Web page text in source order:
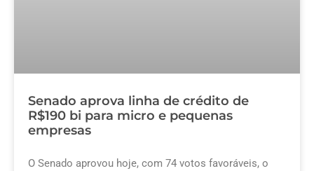
Senado aprova linha de crédito de
R$190 bi para micro e pequenas
empresas
O Senado aprovou hoje, com 74 votos favoráveis, o